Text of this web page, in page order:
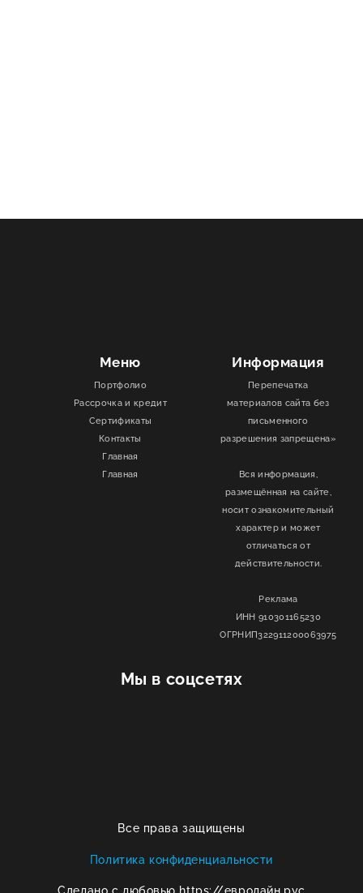
Мы в соцсетях
Меню
Портфолио
Рассрочка и кредит
Сертификаты
Контакты
Главная
Главная
Информация
Перепечатка
материалов сайта без
письменного
разрешения запрещена»
Вся информация,
размещённая на сайте,
носит ознакомительный
характер и может
отличаться от
действительности.
Реклама
ИНН 910301165230
ОГРНИП322911200063975
Все права защищены
Политика конфиденциальности